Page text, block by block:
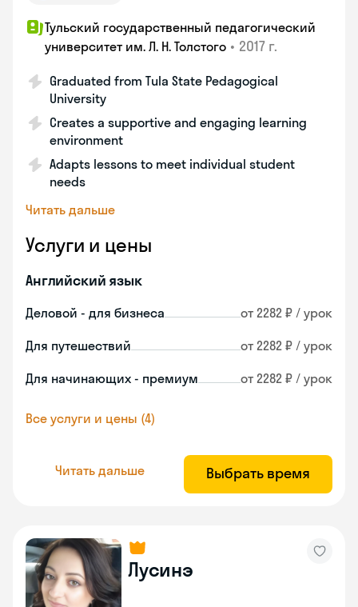
Тульский государственный педагогический
университет им. Л. Н. Толстого • 2017 г.
Graduated from Tula State Pedagogical
University
Creates a supportive and engaging learning
environment
Adapts lessons to meet individual student
needs
Читать дальше
Услуги и цены
Английский язык
Деловой - для бизнеса от 2282 ₽ / урок
Для путешествий от 2282 ₽ / урок
Для начинающих - премиум от 2282 ₽ / урок
Все услуги и цены (4)
Читать дальше Выбрать время
Лусинэ